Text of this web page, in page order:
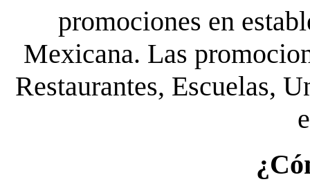
promociones en
Mexicana. Las
Restaurantes, Escuelas,